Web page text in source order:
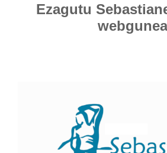
Ezagutu
webgunea